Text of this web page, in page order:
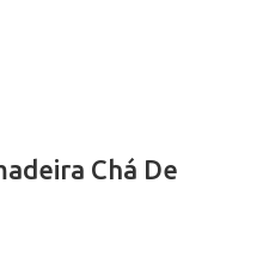
Chá De